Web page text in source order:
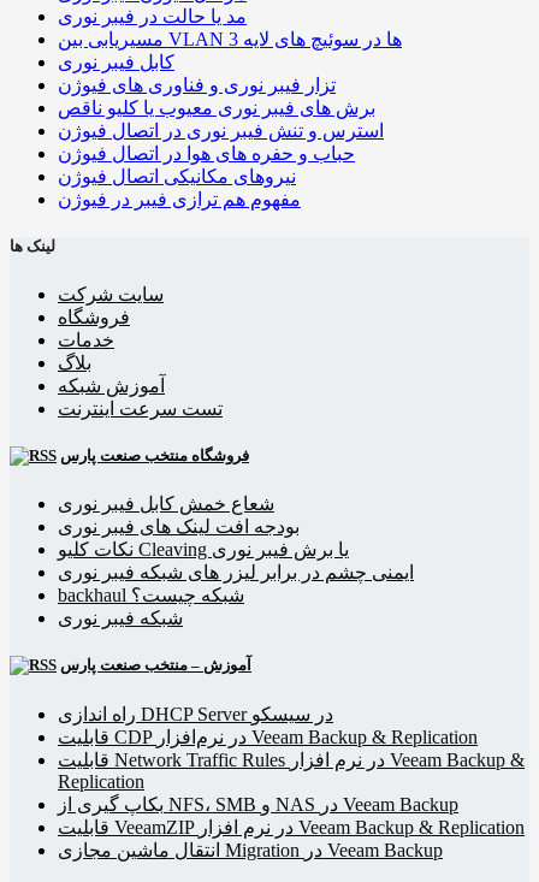
مد یا حالت در فیبر نوری
مسیریابی بین VLAN ها در سوئیچ های لایه 3
کابل فیبر نوری
تزار فیبر نوری و فناوری های فیوژن
برش های فیبر نوری معیوب یا کلیو ناقص
استرس و تنش فیبر نوری در اتصال فیوژن
حباب و حفره‌ های هوا در اتصال فیوژن
نیروهای مکانیکی اتصال فیوژن
مفهوم هم ترازی فیبر در فیوژن
لینک ها
سایت شرکت
فروشگاه
خدمات
بلاگ
آموزش شبکه
تست سرعت اینترنت
فروشگاه منتخب صنعت پارس
شعاع خمش کابل فیبر نوری
بودجه افت لینک های فیبر نوری
نکات کلیو Cleaving یا برش فیبر نوری
ایمنی چشم در برابر لیزر های شبکه فیبر نوری
backhaul شبکه چیست؟
شبکه فیبر نوری
آموزش – منتخب صنعت پارس
راه اندازی DHCP Server در سیسکو
قابلیت CDP در نرم‌افزار Veeam Backup & Replication
قابلیت Network Traffic Rules در نرم افزار Veeam Backup &
Replication
بکاپ گیری از NFS، SMB و NAS در Veeam Backup
قابلیت VeeamZIP در نرم افزار Veeam Backup & Replication
انتقال ماشین مجازی Migration در Veeam Backup